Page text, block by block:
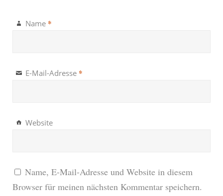
Name *
E-Mail-Adresse *
Website
Name, E-Mail-Adresse und Website in diesem
Browser für meinen nächsten Kommentar speichern.